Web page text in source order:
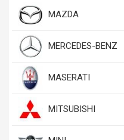
MAZDA
MERCEDES-BENZ
MASERATI
MITSUBISHI